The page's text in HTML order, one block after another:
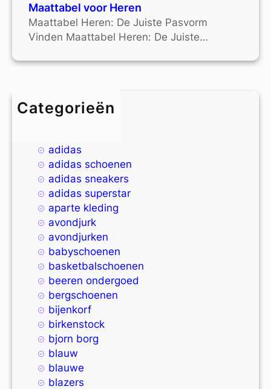
Maattabel voor Heren
Maattabel Heren: De Juiste Pasvorm
Vinden Maattabel Heren: De Juiste…
Categorieën
4xl
adidas
adidas schoenen
adidas sneakers
adidas superstar
aparte kleding
avondjurk
avondjurken
babyschoenen
basketbalschoenen
beeren ondergoed
bergschoenen
bijenkorf
birkenstock
bjorn borg
blauw
blauwe
blazers